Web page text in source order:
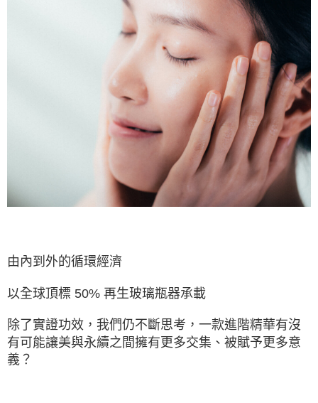
由內到外的循環經濟
以全球頂標 50% 再生玻璃瓶器承載
除了實證功效，我們仍不斷思考，一款進階精華有沒
有可能讓美與永續之間擁有更多交集、被賦予更多意
義？